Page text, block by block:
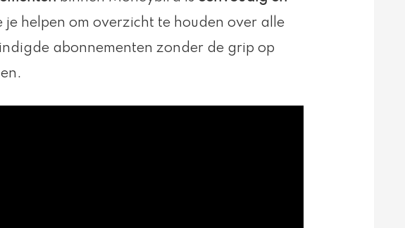
je helpen om overzicht te houden over alle
abonnementen zonder de grip op